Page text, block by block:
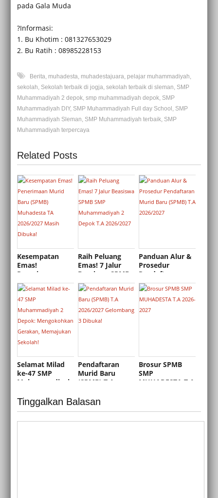
pada Gala Muda
?Informasi:
1. Bu Khotim : 081327653029
2. Bu Ratih : 08985228153
Berita, muhadesta, muhadestajuara, pelajar muhammadiyah,
sekolah, Sekolah terbaik di jogja, sekolah terbaik di sleman, SMP
Muhammadiyah 2 depok, smp muhammadiyah depok, SMP
Muhammadiyah DIY, SMP Muhammadiyah Full day School, SMP
Muhammadiyah Sleman, SMP Muhammadiyah terbaik, SMP
Muhammadiyah terpercaya
Related Posts
Kesempatan
Emas!
Penerimaan
Murid Baru
(SPMB)
Muhadesta TA
2026/2027 Masih
Dibuka!
Raih Peluang
Emas! 7 Jalur
Beasiswa SPMB
SMP
Muhammadiyah
2 Depok T.A
2026/2027
Panduan Alur &
Prosedur
Pendaftaran
Murid Baru
(SPMB) T.A
2026/2027
Selamat Milad
ke-47 SMP
Muhammadiyah
Mengokohkan
Gerakan,
Pendaftaran
Murid Baru
(SPMB) T.A
Gelombang 3
Brosur SPMB
SMP
MUHADESTA T.A
Tinggalkan Balasan